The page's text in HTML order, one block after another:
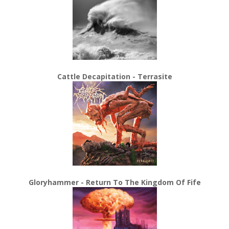
Cattle Decapitation - Terrasite
Gloryhammer - Return To The Kingdom Of Fife